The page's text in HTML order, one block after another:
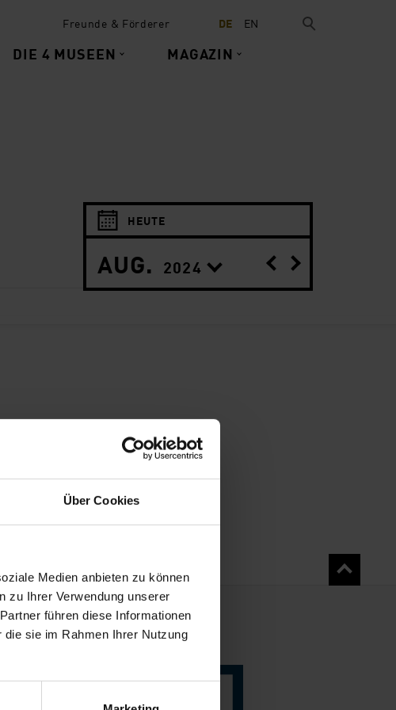
Über Cookies
Medien anbieten zu können
zu Ihrer Verwendung unserer
führen diese Informationen
sie im Rahmen Ihrer Nutzung
Freunde & Förderer DE EN
DIE 4 MUSEEN MAGAZIN
HEUTE
AUG. 2024
Verlinkung zur Seite der Stiftung